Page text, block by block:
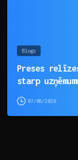
Blogs
Preses
starp
07/08/2026